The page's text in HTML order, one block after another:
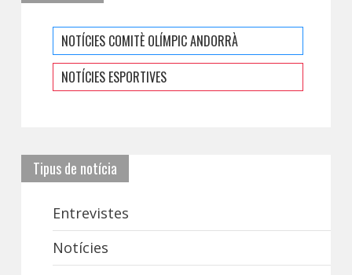
NOTÍCIES COMITÈ OLÍMPIC ANDORRÀ
NOTÍCIES ESPORTIVES
Tipus de notícia
Entrevistes
Notícies